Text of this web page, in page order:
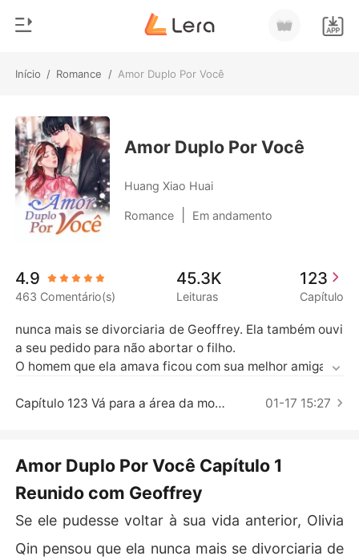
Início / Romance / Amor Duplo Por Você
Loja
Histórico
Sair
Baixar App
Gênero
Moderno
Lobisomem
Contos
Bilionários
Contos Curtos
Amor Duplo Por Você
Huang Xiao Huai
Romance Em andamento
4.9
463 Comentário(s)
45.3K
Leituras
123
Capítulo
nunca mais se divorciaria de Geoffrey. Ela também ouvi
a seu pedido para não abortar o filho.
O homem que ela amava ficou com sua melhor amiga. El
o. Foi nessa época que ela se lembrou da bondade de G
ial.
Ela prometeu a si mesma que nunca iria da mesma man
eira que costumava. Tudo o que ela queria agora era viv
er uma boa vida com Geoffrey.
Capítulo 123 Vá para a área da montanha (Parte Dois) 01-17 15:27
Amor Duplo Por Você Capítulo 1
Reunido com Geoffrey
Se ele pudesse voltar à sua vida anterior, Olivia
Qin pensou que ela nunca mais se divorciaria de